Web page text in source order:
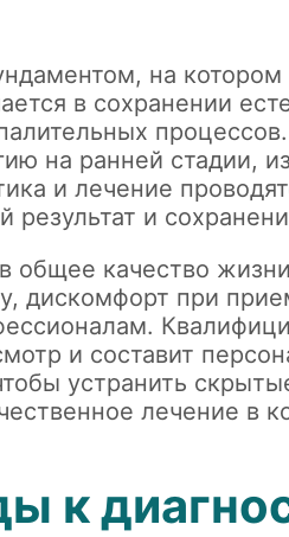
на
в сохранении
на ранней стадии,
и лечение
результат и
качество
дискомфорт при
и составит
устранить
лечение в
к